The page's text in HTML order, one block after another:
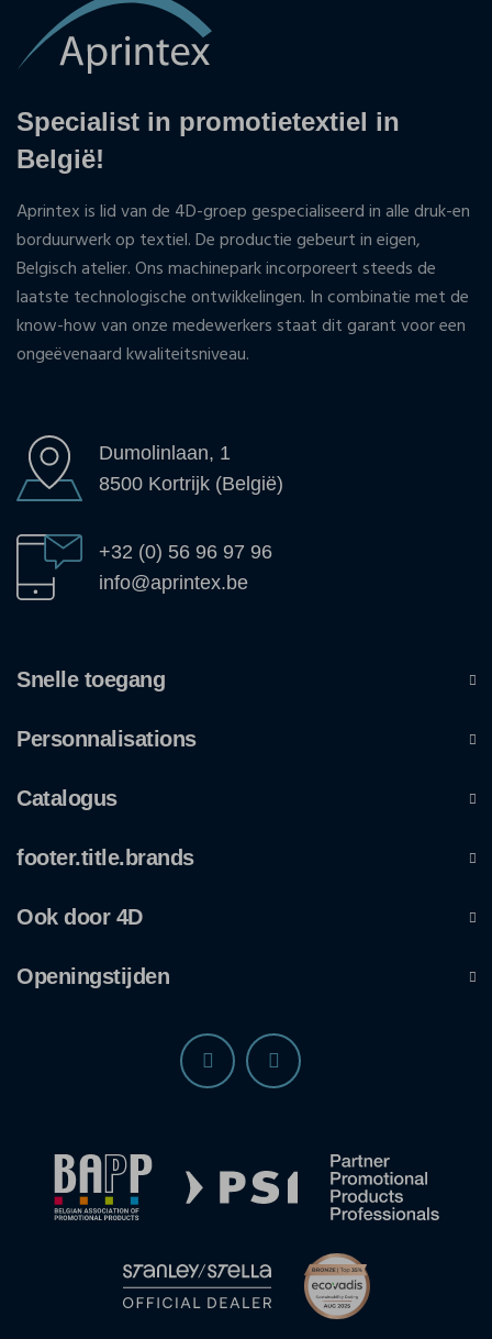
Specialist in promotietextiel in
België!
Aprintex is lid van de 4D-groep gespecialiseerd in alle druk-en
borduurwerk op textiel. De productie gebeurt in eigen,
Belgisch atelier. Ons machinepark incorporeert steeds de
laatste technologische ontwikkelingen. In combinatie met de
know-how van onze medewerkers staat dit garant voor een
ongeëvenaard kwaliteitsniveau.
Dumolinlaan, 1
8500 Kortrijk (België)
+32 (0) 56 96 97 96
info@aprintex.be
Snelle toegang
Personnalisations
Catalogus
footer.title.brands
Ook door 4D
Openingstijden